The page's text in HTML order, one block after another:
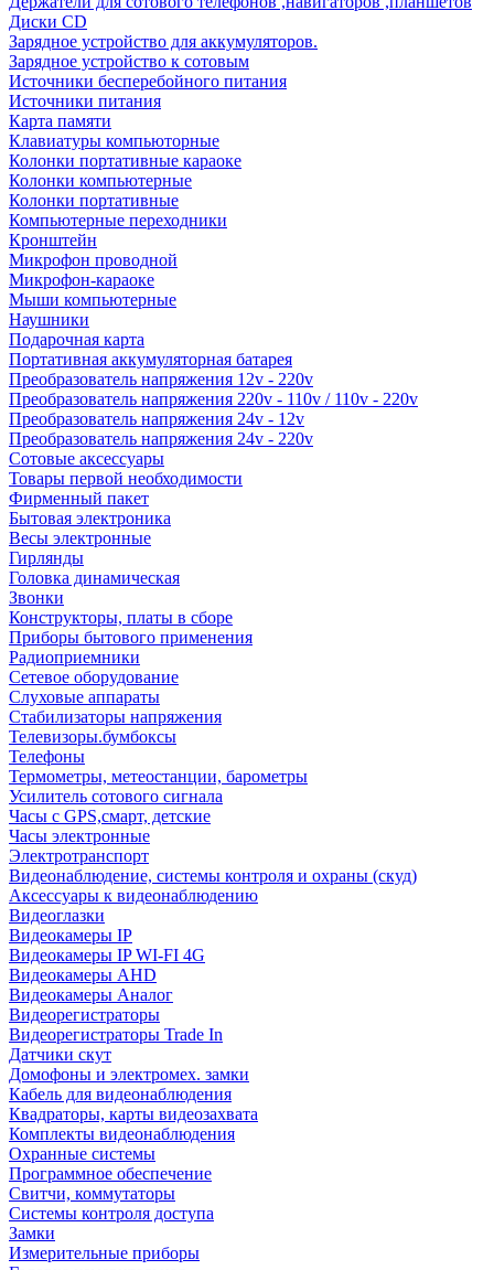
Диски CD
Зарядное устройство для аккумуляторов.
Зарядное устройство к сотовым
Источники бесперебойного питания
Источники питания
Карта памяти
Клавиатуры компьюторные
Колонки портативные караоке
Колонки компьютерные
Колонки портативные
Компьютерные переходники
Кронштейн
Микрофон проводной
Микрофон-караоке
Мыши компьютерные
Наушники
Подарочная карта
Портативная аккумуляторная батарея
Преобразователь напряжения 12v - 220v
Преобразователь напряжения 220v - 110v / 110v - 220v
Преобразователь напряжения 24v - 12v
Преобразователь напряжения 24v - 220v
Сотовые аксессуары
Товары первой необходимости
Фирменный пакет
Бытовая электроника
Весы электронные
Гирлянды
Головка динамическая
Звонки
Конструкторы, платы в сборе
Приборы бытового применения
Радиоприемники
Сетевое оборудование
Слуховые аппараты
Стабилизаторы напряжения
Телевизоры.бумбоксы
Телефоны
Термометры, метеостанции, барометры
Усилитель сотового сигнала
Часы с GPS,смарт, детские
Часы электронные
Электротранспорт
Видеонаблюдение, системы контроля и охраны (скуд)
Аксессуары к видеонаблюдению
Видеоглазки
Видеокамеры IP
Видеокамеры IP WI-FI 4G
Видеокамеры AHD
Видеокамеры Аналог
Видеорегистраторы
Видеорегистраторы Trade In
Датчики скут
Домофоны и электромех. замки
Кабель для видеонаблюдения
Квадраторы, карты видеозахвата
Комплекты видеонаблюдения
Охранные системы
Программное обеспечение
Свитчи, коммутаторы
Системы контроля доступа
Замки
Измерительные приборы